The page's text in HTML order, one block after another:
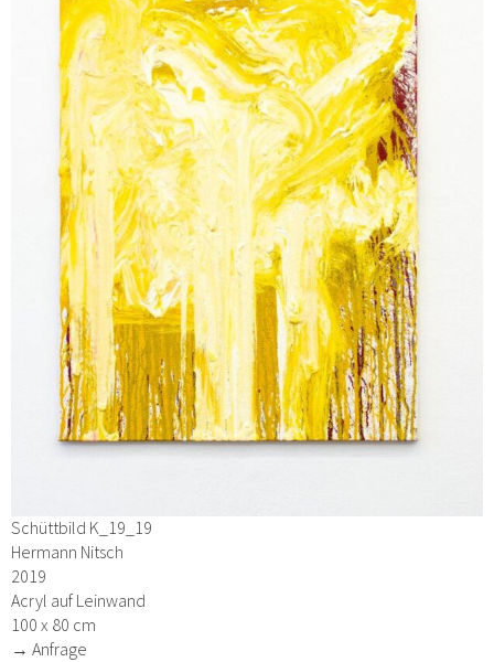
Schüttbild K_19_19
Hermann Nitsch
2019
Acryl auf Leinwand
100 x 80 cm
→ Anfrage